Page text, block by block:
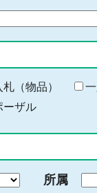
（物品）
ーザル
所属